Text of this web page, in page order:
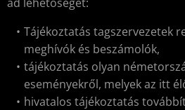
Tájékoztatás tagszervezetek
meghívók és beszámolók,
tájékoztatás olyan
eseményekről, melyek az itt
hivatalos tájékoztatás